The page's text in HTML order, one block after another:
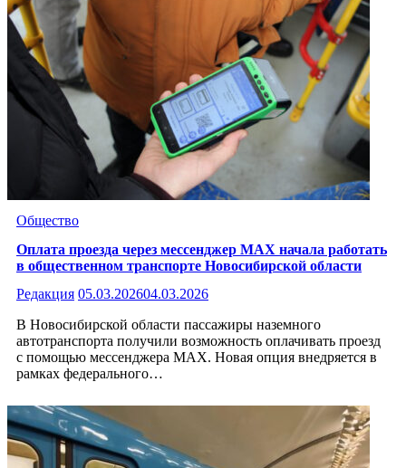
Общество
Оплата проезда через мессенджер МАХ начала работать
в общественном транспорте Новосибирской области
Редакция 05.03.202604.03.2026
В Новосибирской области пассажиры наземного
автотранспорта получили возможность оплачивать проезд
с помощью мессенджера МАХ. Новая опция внедряется в
рамках федерального…